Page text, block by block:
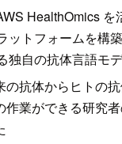
HealthOmics
ットフォームを構
独自の抗体言語モ
の抗体からヒトの
作業ができる研究